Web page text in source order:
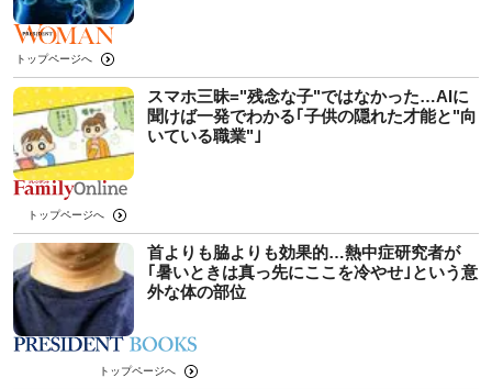
トップページへ
スマホ三昧="残念な子"ではなかった…AIに
聞けば一発でわかる｢子供の隠れた才能と"向
いている職業"｣
トップページへ
首よりも脇よりも効果的…熱中症研究者が
｢暑いときは真っ先にここを冷やせ｣という意
外な体の部位
トップページへ